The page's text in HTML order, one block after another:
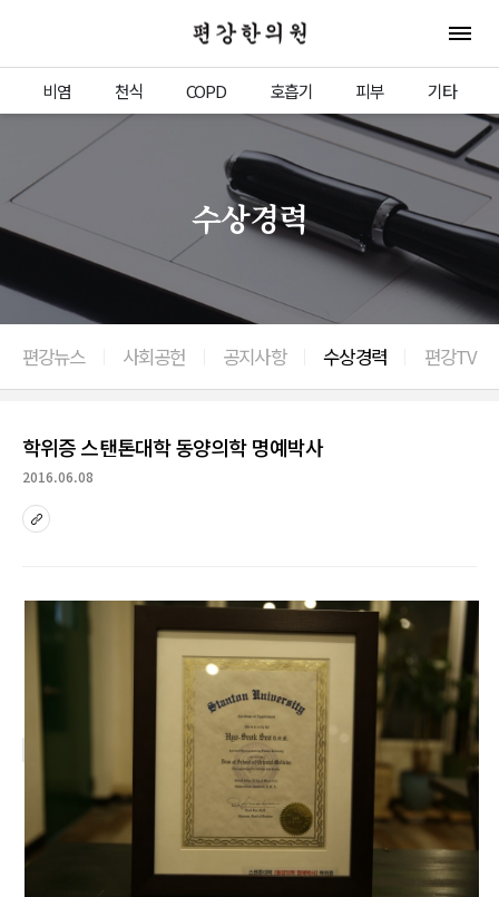
편강한의원 전체
비염 천식 COPD 호흡기 피부 기타
수상경력
편강뉴스 사회공헌 공지사항 수상경력 편강TV
이전으로
학위증 스탠톤대학 동양의학 명예박사
2016.06.08
sns